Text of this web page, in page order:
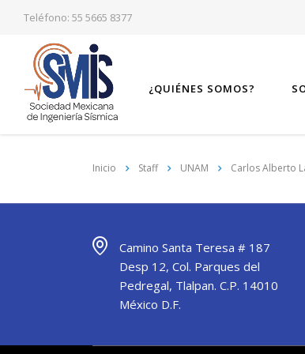
Teléfono: 55 5665 8377
¿QUIÉNES SOMOS?
Inicio Staff UNAM Carlos Alberto
Camino Santa Teresa # 187
Desp 12, Col. Parques del
Pedregal, Tlalpan. C.P. 14010
México D.F.